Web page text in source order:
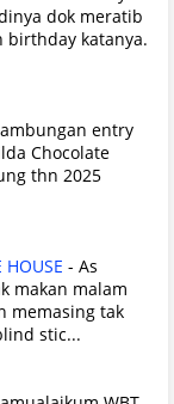
dok meratib
birthday katanya.
entry
Chocolate
thn 2025
HOUSE - As
makan malam
memasing tak
stic...